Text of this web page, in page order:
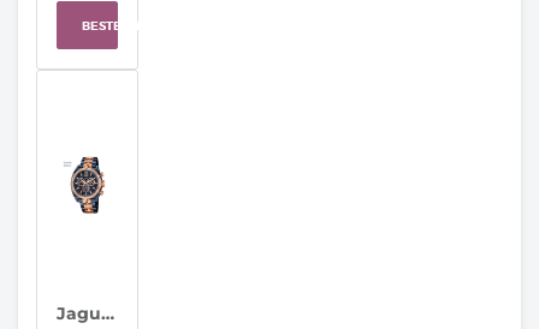
BESTELLEN
Jaguar Horloge J810/1 Special Edition Swiss Made